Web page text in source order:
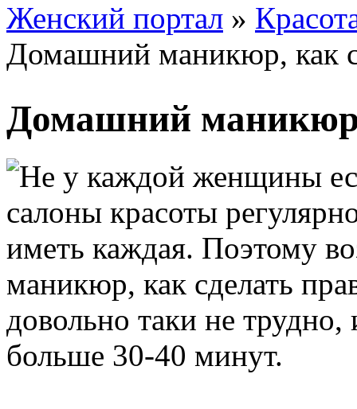
Женский портал »
Домашний маникюр, как
Домашний
Не у каждой женщины
салоны красоты
иметь каждая. Поэтому
маникюр, как сделать
довольно таки не трудно,
больше 30-40 минут.